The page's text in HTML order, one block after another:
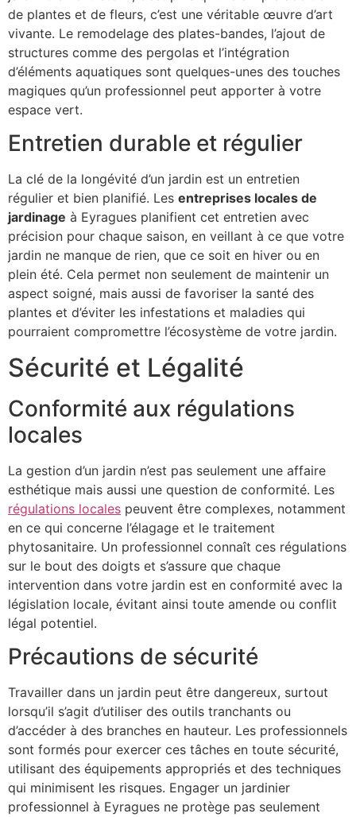
de plantes et de fleurs, c’est une véritable œuvre d’art
vivante. Le remodelage des plates-bandes, l’ajout de
structures comme des pergolas et l’intégration
d’éléments aquatiques sont quelques-unes des touches
magiques qu’un professionnel peut apporter à votre
espace vert.
Entretien durable et régulier
La clé de la longévité d’un jardin est un entretien
régulier et bien planifié. Les entreprises locales de
jardinage à Eyragues planifient cet entretien avec
précision pour chaque saison, en veillant à ce que votre
jardin ne manque de rien, que ce soit en hiver ou en
plein été. Cela permet non seulement de maintenir un
aspect soigné, mais aussi de favoriser la santé des
plantes et d’éviter les infestations et maladies qui
pourraient compromettre l’écosystème de votre jardin.
Sécurité et Légalité
Conformité aux régulations
locales
La gestion d’un jardin n’est pas seulement une affaire
esthétique mais aussi une question de conformité. Les
régulations locales peuvent être complexes, notamment
en ce qui concerne l’élagage et le traitement
phytosanitaire. Un professionnel connaît ces régulations
sur le bout des doigts et s’assure que chaque
intervention dans votre jardin est en conformité avec la
législation locale, évitant ainsi toute amende ou conflit
légal potentiel.
Précautions de sécurité
Travailler dans un jardin peut être dangereux, surtout
lorsqu’il s’agit d’utiliser des outils tranchants ou
d’accéder à des branches en hauteur. Les professionnels
sont formés pour exercer ces tâches en toute sécurité,
utilisant des équipements appropriés et des techniques
qui minimisent les risques. Engager un jardinier
professionnel à Eyragues ne protège pas seulement